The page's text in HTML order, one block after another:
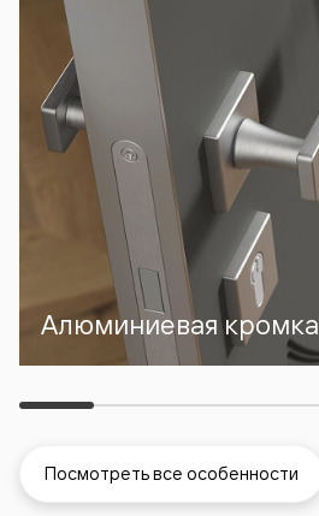
Алюминиевая кромка
Посмотреть все особенности